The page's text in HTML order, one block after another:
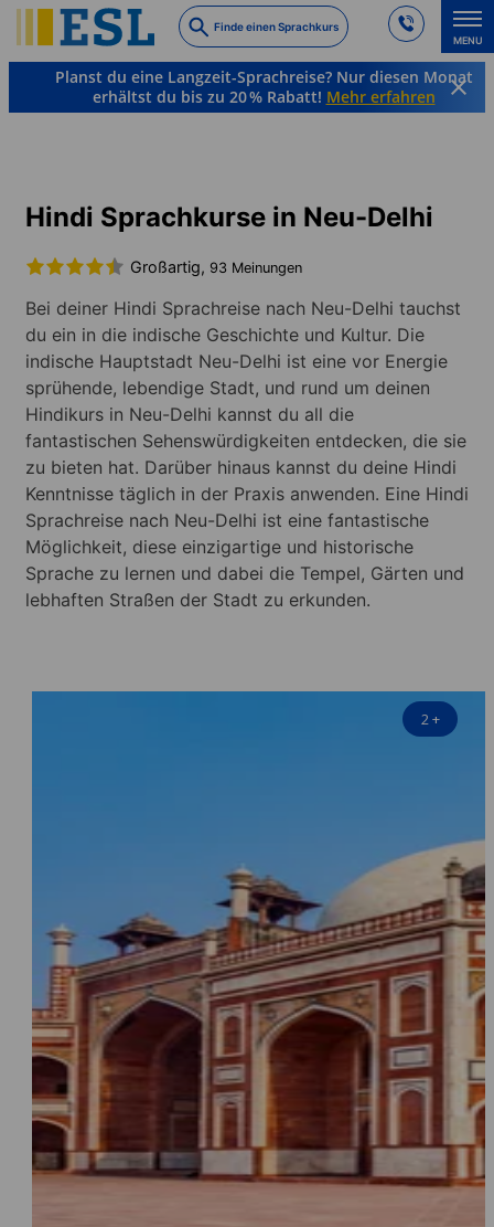
to
main
content
Finde einen Sprachkurs
MENU
Planst du eine Langzeit-Sprachreise? Nur diesen Monat
erhältst du bis zu 20 % Rabatt! Mehr erfahren
Hindi Sprachkurse in Neu-Delhi
Großartig, 93 Meinungen
Bei deiner Hindi Sprachreise nach Neu-Delhi tauchst
du ein in die indische Geschichte und Kultur. Die
indische Hauptstadt Neu-Delhi ist eine vor Energie
sprühende, lebendige Stadt, und rund um deinen
Hindikurs in Neu-Delhi kannst du all die
fantastischen Sehenswürdigkeiten entdecken, die sie
zu bieten hat. Darüber hinaus kannst du deine Hindi
Kenntnisse täglich in der Praxis anwenden. Eine Hindi
Sprachreise nach Neu-Delhi ist eine fantastische
Möglichkeit, diese einzigartige und historische
Sprache zu lernen und dabei die Tempel, Gärten und
lebhaften Straßen der Stadt zu erkunden.
2+